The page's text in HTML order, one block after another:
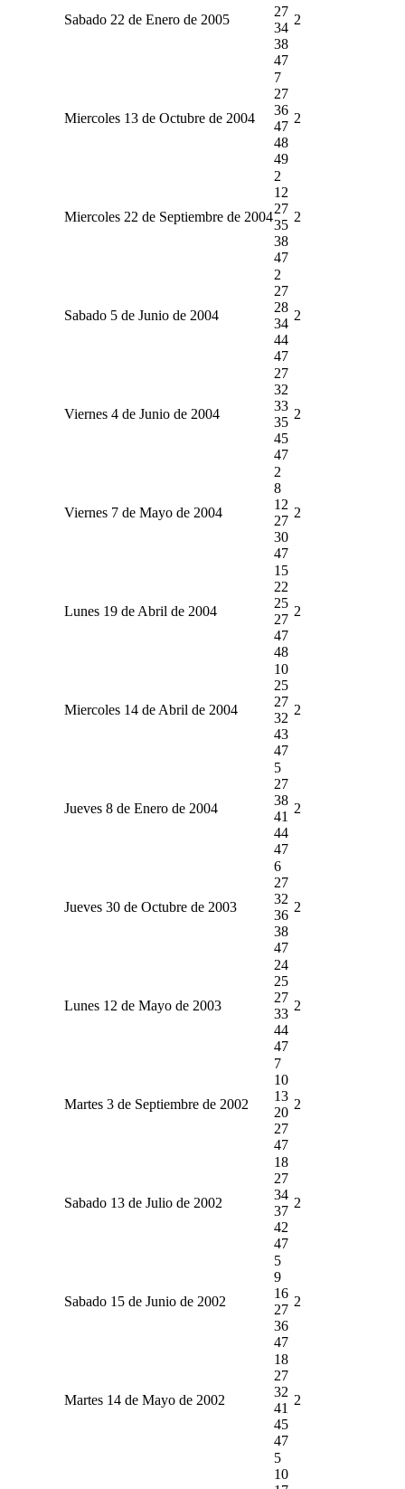
Sabado 22 de Enero de 2005
27
34
38
47
2
Miercoles 13 de Octubre de 2004
7
27
36
47
48
49
2
Miercoles 22 de Septiembre de 2004
2
12
27
35
38
47
2
Sabado 5 de Junio de 2004
2
27
28
34
44
47
2
Viernes 4 de Junio de 2004
27
32
33
35
45
47
2
Viernes 7 de Mayo de 2004
2
8
12
27
30
47
2
Lunes 19 de Abril de 2004
15
22
25
27
47
48
2
Miercoles 14 de Abril de 2004
10
25
27
32
43
47
2
Jueves 8 de Enero de 2004
5
27
38
41
44
47
2
Jueves 30 de Octubre de 2003
6
27
32
36
38
47
2
Lunes 12 de Mayo de 2003
24
25
27
33
44
47
2
Martes 3 de Septiembre de 2002
7
10
13
20
27
47
2
Sabado 13 de Julio de 2002
18
27
34
37
42
47
2
Sabado 15 de Junio de 2002
5
9
16
27
36
47
2
Martes 14 de Mayo de 2002
18
27
32
41
45
47
2
5
10